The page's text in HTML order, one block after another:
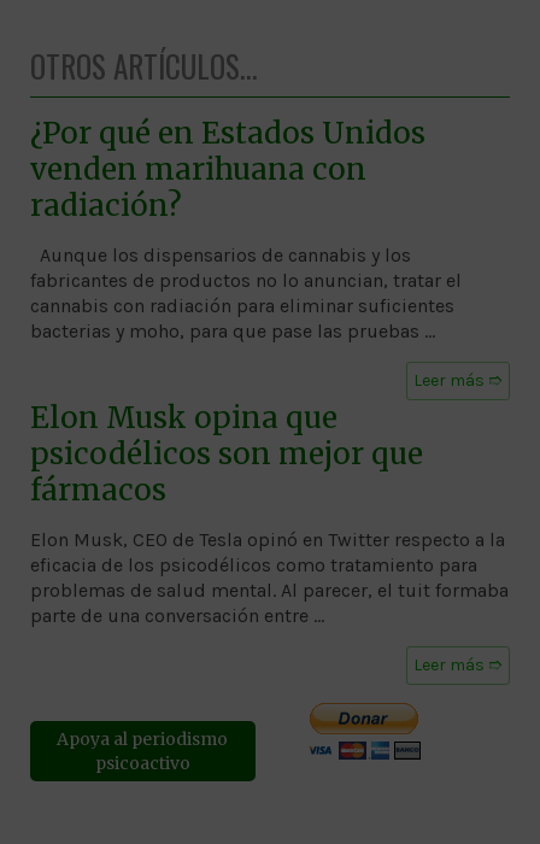
OTROS ARTÍCULOS...
¿Por qué en Estados Unidos
venden marihuana con
radiación?
Aunque los dispensarios de cannabis y los
fabricantes de productos no lo anuncian, tratar el
cannabis con radiación para eliminar suficientes
bacterias y moho, para que pase las pruebas …
Leer más ➱
Elon Musk opina que
psicodélicos son mejor que
fármacos
Elon Musk, CEO de Tesla opinó en Twitter respecto a la
eficacia de los psicodélicos como tratamiento para
problemas de salud mental. Al parecer, el tuit formaba
parte de una conversación entre …
Leer más ➱
Apoya al periodismo
psicoactivo